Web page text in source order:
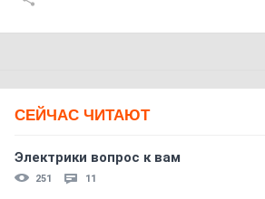
СЕЙЧАС ЧИТАЮТ
Электрики вопрос к вам
251 11